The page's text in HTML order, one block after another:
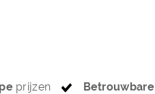
prijzen Betrouwbare